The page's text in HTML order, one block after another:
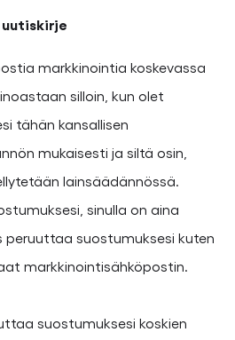
markkinointia koskevassa
silloin, kun olet
tähän kansallisen
mukaisesti ja siltä osin,
lainsäädännössä.
sinulla on aina
peruuttaa suostumuksesi kuten
markkinointisähköpostin.
suostumuksesi koskien